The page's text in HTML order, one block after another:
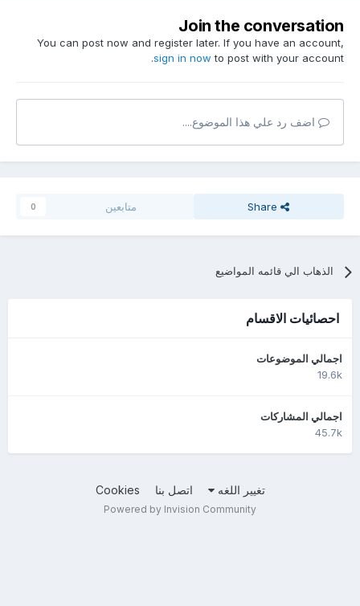
Join the conversation
You can post now and register later. If you have an account,
sign in nowto post with your account.
اضف رد علي هذا الموضوع....
Share متابعين 0
الذهاب الي قائمه المواضيع
احصائيات الاقسام
اجمالي الموضوعات
19.6k
اجمالي المشاركات
45.7k
تغيير اللغه اتصل بنا Cookies
Powered by Invision Community